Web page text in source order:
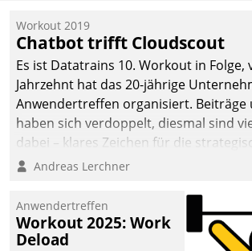
Workout 2019
Chatbot trifft Cloudscout
Es ist Datatrains 10. Workout in Folge,
Jahrzehnt hat das 20-jährige
Anwendertreffen organisiert. Beiträge
haben sich verdoppelt, diesmal sind
dabei – klares Zeichen für die
Fokussierung auf den Kunden.
Andreas Lerchner
Anwendertreffen
Workout 2025: Work
Deload